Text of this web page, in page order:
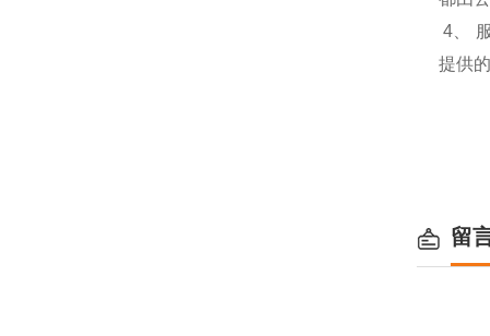
4、
提供
留